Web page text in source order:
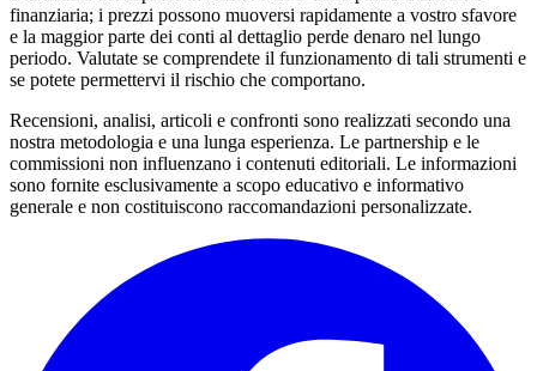
finanziaria; i prezzi possono muoversi rapidamente a vostro sfavore
e la maggior parte dei conti al dettaglio perde denaro nel lungo
periodo. Valutate se comprendete il funzionamento di tali strumenti e
se potete permettervi il rischio che comportano.
Recensioni, analisi, articoli e confronti sono realizzati secondo una
nostra metodologia e una lunga esperienza. Le partnership e le
commissioni non influenzano i contenuti editoriali. Le informazioni
sono fornite esclusivamente a scopo educativo e informativo
generale e non costituiscono raccomandazioni personalizzate.